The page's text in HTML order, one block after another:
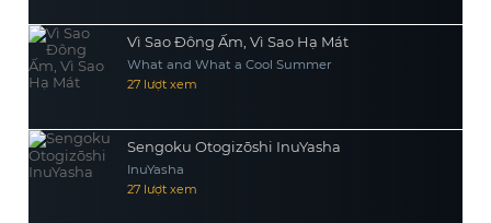
Vì Sao Đông Ấm, Vì Sao Hạ Mát
What and What a Cool Summer
27 lượt xem
Sengoku Otogizōshi InuYasha
InuYasha
27 lượt xem